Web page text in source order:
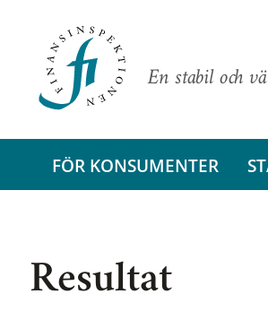
En stabil och
FÖR KONSUMENTER
Resultat